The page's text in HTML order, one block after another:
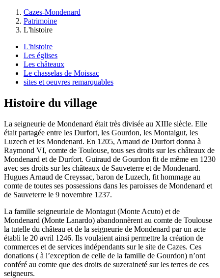
Cazes-Mondenard
Patrimoine
L'histoire
L'histoire
Les églises
Les châteaux
Le chasselas de Moissac
sites et oeuvres remarquables
Histoire du village
La seigneurie de Mondenard était très divisée au XIIIe siècle. Elle
était partagée entre les Durfort, les Gourdon, les Montaigut, les
Luzech et les Mondenard. En 1205, Arnaud de Durfort donna à
Raymond VI, comte de Toulouse, tous ses droits sur les châteaux de
Mondenard et de Durfort. Guiraud de Gourdon fit de même en 1230
avec ses droits sur les châteaux de Sauveterre et de Mondenard.
Hugues Arnaud de Creyssac, baron de Luzech, fit hommage au
comte de toutes ses possessions dans les paroisses de Mondenard et
de Sauveterre le 9 novembre 1237.
La famille seigneuriale de Montagut (Monte Acuto) et de
Mondenard (Monte Lanardo) abandonnèrent au comte de Toulouse
la tutelle du château et de la seigneurie de Mondenard par un acte
établi le 20 avril 1246. Ils voulaient ainsi permettre la création de
commerces et de services indépendants sur le site de Cazes. Ces
donations ( à l’exception de celle de la famille de Gourdon) n’ont
conféré au comte que des droits de suzeraineté sur les terres de ces
seigneurs.